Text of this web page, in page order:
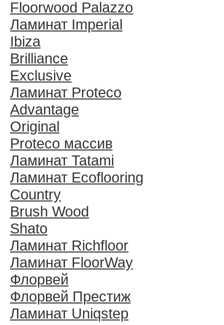
Floorwood Palazzo
Ламинат Imperial
Ibiza
Brilliance
Exclusive
Ламинат Proteco
Advantage
Original
Proteco массив
Ламинат Tatami
Ламинат Ecoflooring
Country
Brush Wood
Shato
Ламинат Richfloor
Ламинат FloorWay
Флорвей
Флорвей Престиж
Ламинат Uniqstep